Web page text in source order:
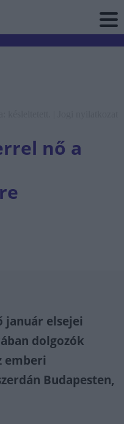
nő a
január elsejei
dolgozók
emberi
Budapesten,